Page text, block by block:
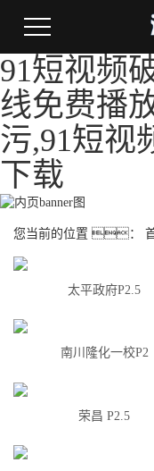
91短视频
线免费播
污,91短视
下载
您当前的位置 ：
太平政府P2.5
南川隆化一校P2
荣昌 P2.5